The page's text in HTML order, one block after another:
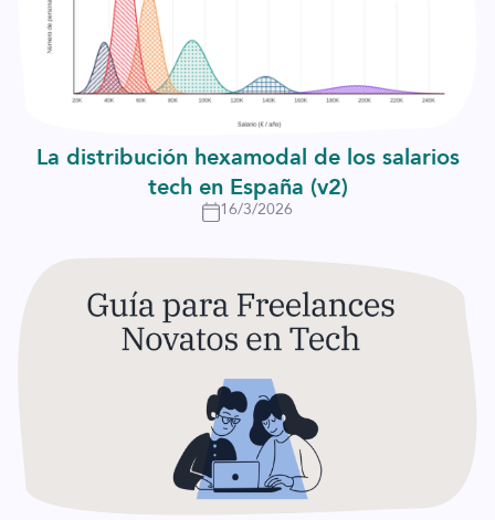
La distribución hexamodal de los salarios
tech en España (v2)
16/3/2026